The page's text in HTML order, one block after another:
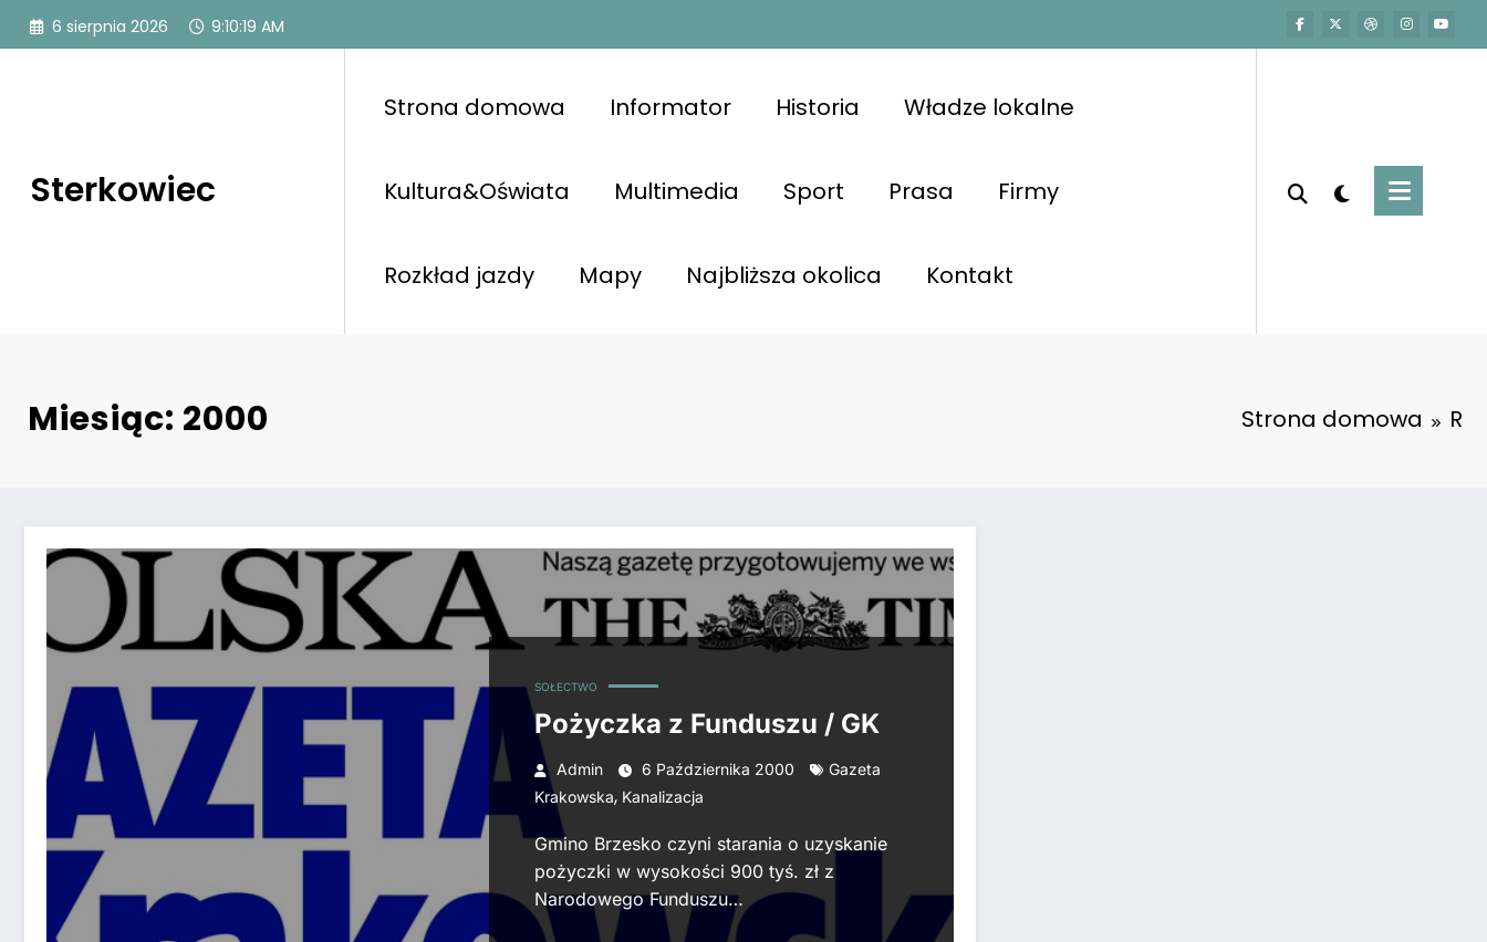
Przejdź
6 sierpnia 2026 9:10:20 AM
Sterkowiec
Strona domowa Informator Historia Władze lokalne
Kultura&Oświata Multimedia Sport Prasa Firmy
Rozkład jazdy Mapy Najbliższa okolica Kontakt
Miesiąc: 2000 Strona domowa R
SOŁECTWO
Pożyczka z Funduszu / GK
Admin 6 Października 2000
Gazeta
Krakowska, Kanalizacja
Gmino Brzesko czyni starania o uzyskanie
pożyczki w wysokości 900 tyś. zł z
Narodowego Funduszu…